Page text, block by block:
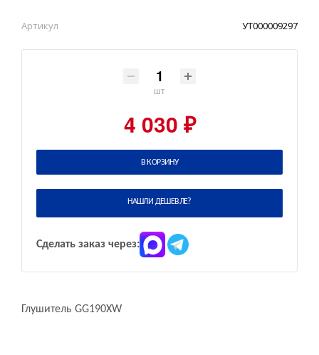
Артикул УТ000009297
шт
4 030 ₽
В КОРЗИНУ
НАШЛИ ДЕШЕВЛЕ?
Сделать заказ через:
Глушитель GG190XW